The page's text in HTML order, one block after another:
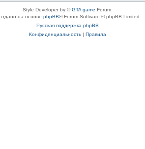
Style Developer by ©GTA game Forum.
на основе phpBB® Forum Software © phpBB Limited
Русская поддержка phpBB
Конфиденциальность| Правила